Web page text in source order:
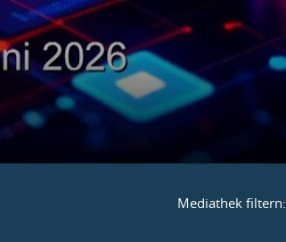
Mediathek filtern: